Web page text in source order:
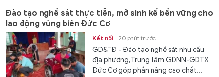
Đào tạo nghề sát thực tiễn, mở sinh kế bền vững cho
lao động vùng biên Đức Cơ
Kết nối 20 phút trước
GD&TĐ - Đào tạo nghề sát nhu cầu
địa phương, Trung tâm GDNN-GDTX
Đức Cơ góp phần nâng cao chất...